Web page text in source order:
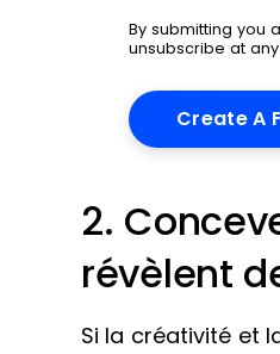
By submitting you
unsubscribe at
2.
révèlent
Si la créativité et